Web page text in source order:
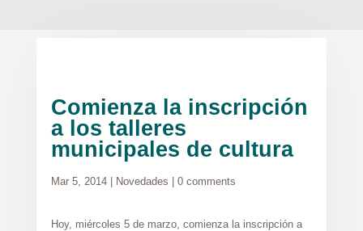
Comienza la inscripción
a los talleres
municipales de cultura
Mar 5, 2014| Novedades 0 comments
Hoy, miércoles 5 de marzo, comienza la inscripción a